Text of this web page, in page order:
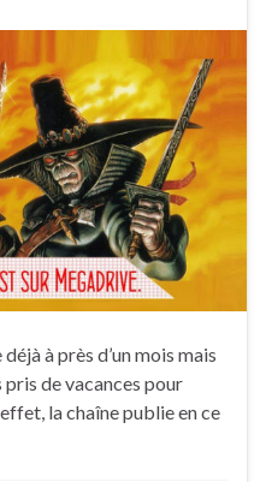
à près d’un mois mais
pris de vacances pour
la chaîne publie en ce